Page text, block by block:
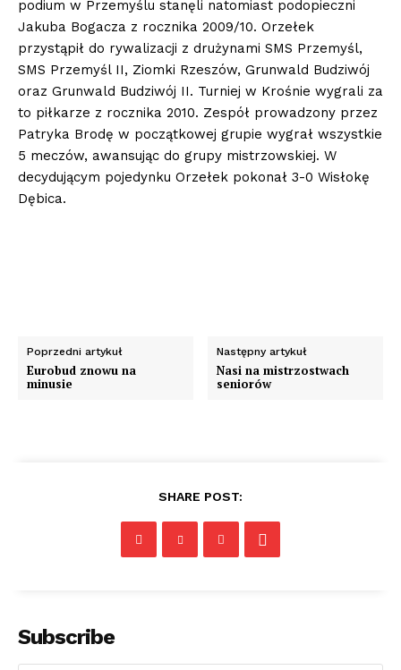
podium w Przemyślu stanęli natomiast podopieczni
Jakuba Bogacza z rocznika 2009/10. Orzełek
przystąpił do rywalizacji z drużynami SMS Przemyśl,
SMS Przemyśl II, Ziomki Rzeszów, Grunwald Budziwój
oraz Grunwald Budziwój II. Turniej w Krośnie wygrali za
to piłkarze z rocznika 2010. Zespół prowadzony przez
Patryka Brodę w początkowej grupie wygrał wszystkie
5 meczów, awansując do grupy mistrzowskiej. W
decydującym pojedynku Orzełek pokonał 3-0 Wisłokę
Dębica.
Poprzedni artykuł
Eurobud znowu na
minusie
Następny artykuł
Nasi na mistrzostwach
seniorów
SHARE POST:
Subscribe